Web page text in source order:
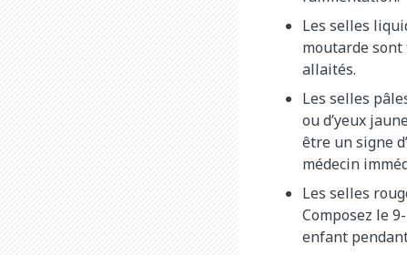
Les selles
moutarde sont
allaités.
Les selles
ou d’yeux
être un signe
médecin
Les selles
Composez le
enfant